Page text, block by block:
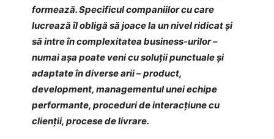
formează. Specificul companiilor cu care
lucrează îl obligă să joace la un nivel ridicat și
să intre în complexitatea business-urilor –
numai așa poate veni cu soluții punctuale și
adaptate în diverse arii – product,
development, managementul unei echipe
performante, proceduri de interacțiune cu
clienții, procese de livrare.